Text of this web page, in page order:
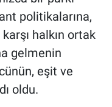
politikalarına,
halkın ortak
gelmenin
eşit ve
oldu.